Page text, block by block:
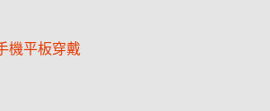
機平板穿戴